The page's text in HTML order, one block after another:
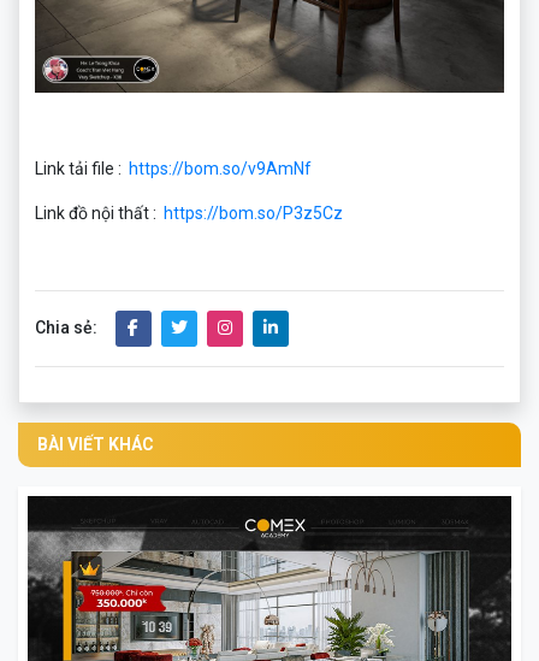
Link tải file : https://bom.so/v9AmNf
Link đồ nội thất : https://bom.so/P3z5Cz
Chia sẻ:
BÀI VIẾT KHÁC